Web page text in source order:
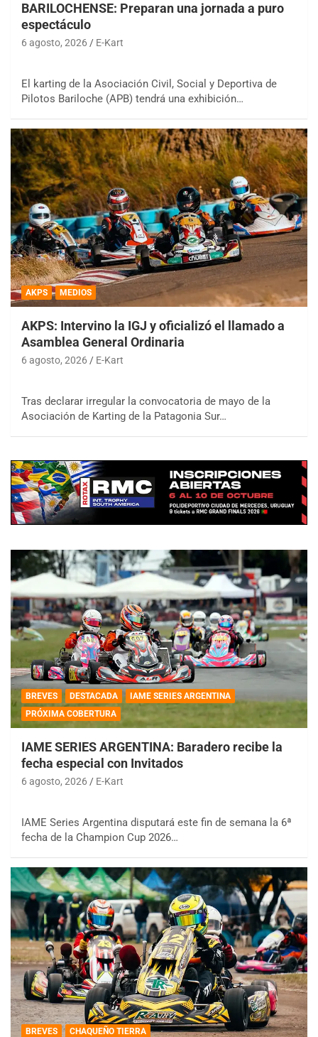
BARILOCHENSE: Preparan una jornada a puro
espectáculo
6 agosto, 2026 E-Kart
El karting de la Asociación Civil, Social y Deportiva de
Pilotos Bariloche (APB) tendrá una exhibición…
AKPS MEDIOS
AKPS: Intervino la IGJ y oficializó el llamado a
Asamblea General Ordinaria
6 agosto, 2026 E-Kart
Tras declarar irregular la convocatoria de mayo de la
Asociación de Karting de la Patagonia Sur…
BREVES DESTACADA
IAME SERIES ARGENTINA
PRÓXIMA COBERTURA
IAME SERIES ARGENTINA: Baradero recibe la
fecha especial con Invitados
6 agosto, 2026 E-Kart
IAME Series Argentina disputará este fin de semana la 6ª
fecha de la Champion Cup 2026…
BREVES CHAQUEÑO TIERRA